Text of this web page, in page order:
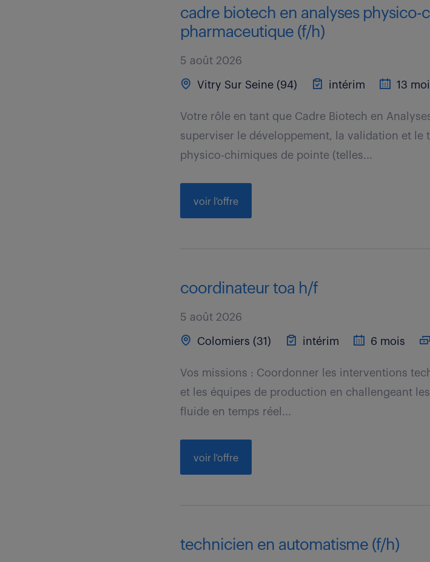
cadre biotech en analyses physico-
pharmaceutique (f/h)
5 août 2026
Vitry Sur Seine (94) intérim 13
Votre rôle en tant que Cadre Biotech en
superviser le développement, la validation et le
physico-chimiques de pointe (telles...
voir l'offre
coordinateur toa h/f
5 août 2026
Colomiers (31) intérim 6 mois
Vos missions : Coordonner les interventions
et les équipes de production en challengeant
fluide en temps réel...
voir l'offre
technicien en automatisme (f/h)